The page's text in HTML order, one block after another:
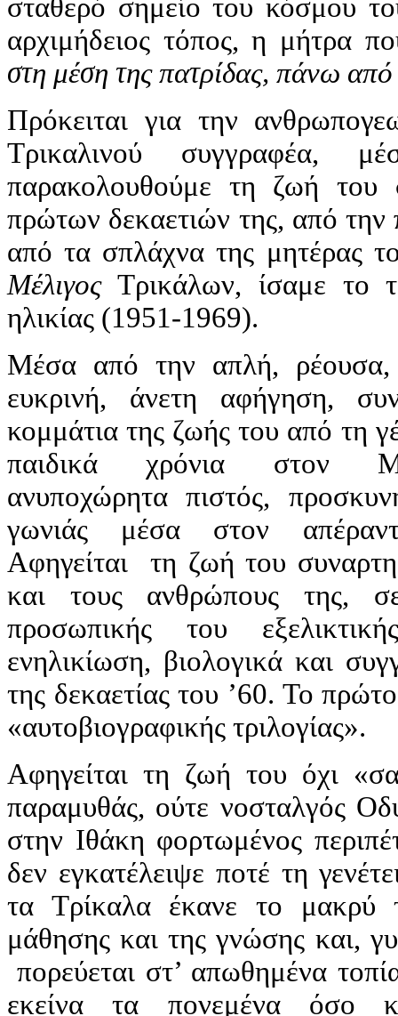
σταθερό σημείο του κόσμου
αρχιμήδειος τόπος, η μήτρα
στη μέση της πατρίδας, πάνω από
Πρόκειται για την
Τρικαλινού συγγραφέα,
παρακολουθούμε τη ζωή του
πρώτων δεκαετιών της, από
από τα σπλάχνα της μητέρας
ΜέλιγοςΤρικάλων, ίσαμε το
ηλικίας (1951-1969).
Μέσα από την απλή, ρέουσα,
ευκρινή, άνετη αφήγηση,
κομμάτια της ζωής του από τη
παιδικά χρόνια στον
ανυποχώρητα πιστός,
γωνιάς μέσα στον
Αφηγείται τη ζωή του
και τους ανθρώπους της,
προσωπικής του
ενηλικίωση, βιολογικά και
της δεκαετίας του ’60. Το
«αυτοβιογραφικής τριλογίας».
Αφηγείται τη ζωή του όχι
παραμυθάς, ούτε νοσταλγός
στην Ιθάκη φορτωμένος
δεν εγκατέλειψε ποτέ τη
τα Τρίκαλα έκανε το μακρύ
μάθησης και της γνώσης και,
πορεύεται στ’ απωθημένα
εκείνα τα πονεμένα όσο